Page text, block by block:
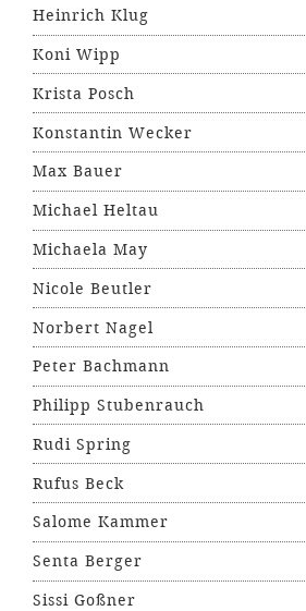
Heinrich Klug
Koni Wipp
Krista Posch
Konstantin Wecker
Max Bauer
Michael Heltau
Michaela May
Nicole Beutler
Norbert Nagel
Peter Bachmann
Philipp Stubenrauch
Rudi Spring
Rufus Beck
Salome Kammer
Senta Berger
Sissi Goßner